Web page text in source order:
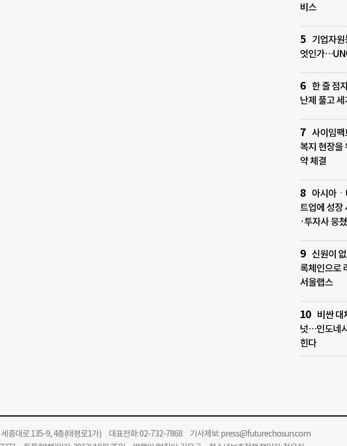
비스
기업자원
엇인가…UN
한 줄 점
난제 풀고 세
사이임팩
복지 현장을
약 체결
아시아
트업에 성장
·투자사 뭉
신원이
록체인으로
서울랩스
비싼 대
넛…인도네
힌다
종대로 135-9, 4층(태평로1가) 대표전화: 02-732-7868 기사제보:press@futurechosun.com